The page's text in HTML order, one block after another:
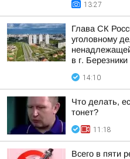
13:27
Глава СК
уголовному
в г.
14:10
Что делать,
тонет?
11:18
Всего в пяти